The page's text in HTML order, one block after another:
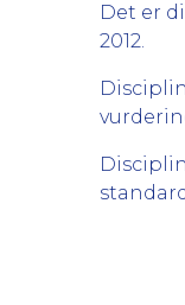
Det er
2012.